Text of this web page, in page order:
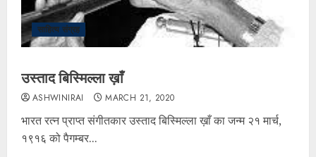
साहित्य संग्रह
उस्ताद बिस्मिल्ला ख़ाँ
ASHWINIRAI MARCH 21, 2020
भारत रत्न प्राप्त संगीतकार उस्ताद बिस्मिल्ला ख़ाँ का जन्म २१ मार्च,
१९१६ को पैगम्बर...